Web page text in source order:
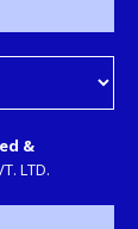
&
LTD.